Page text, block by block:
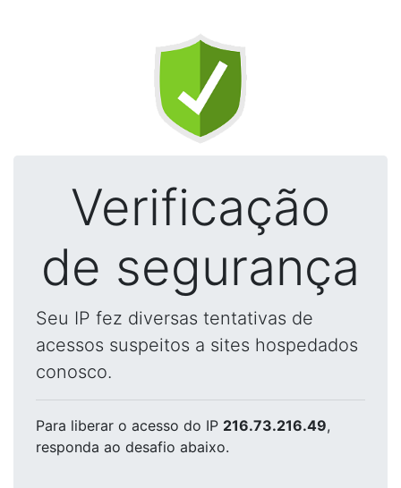
Verificação
de segurança
Seu IP fez diversas tentativas de
acessos suspeitos a sites hospedados
conosco.
Para liberar o acesso do IP 216.73.216.49,
responda ao desafio abaixo.